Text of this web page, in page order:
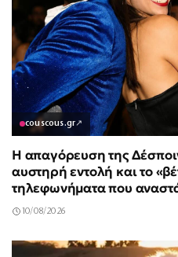
couscous.gr↗
Η απαγόρευση της
αυστηρή εντολή και το
τηλεφωνήματα που
10/08/2026